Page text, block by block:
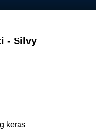
- Silvy
keras